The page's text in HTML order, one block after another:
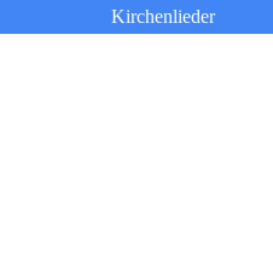
Kirchenlieder